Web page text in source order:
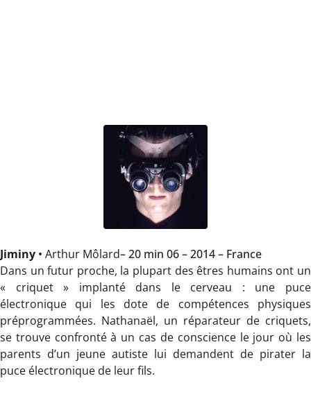
Jiminy • Arthur Môlard– 20 min 06 – 2014 – France
Dans un futur proche, la plupart des êtres humains ont un
« criquet » implanté dans le cerveau : une puce
électronique qui les dote de compétences physiques
préprogrammées. Nathanaël, un réparateur de criquets,
se trouve confronté à un cas de conscience le jour où les
parents d’un jeune autiste lui demandent de pirater la
puce électronique de leur fils.